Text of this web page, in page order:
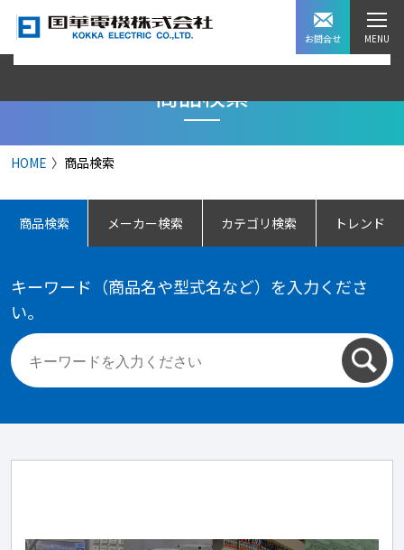
お問合せ
商品検索
HOME 商品検索
商品検索 メーカー検索 カテゴリ検索 トレンド
キーワード（商品名や型式名など）を入力くださ
い。